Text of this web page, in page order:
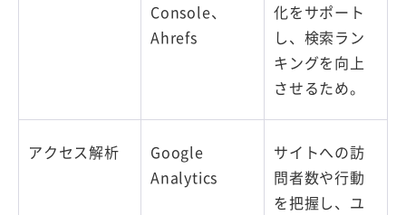
Console、
Ahrefs
化をサポート
し、検索ラン
キングを向上
させるため。
アクセス解析
Google
Analytics
サイトへの訪
問者数や行動
を把握し、ユ